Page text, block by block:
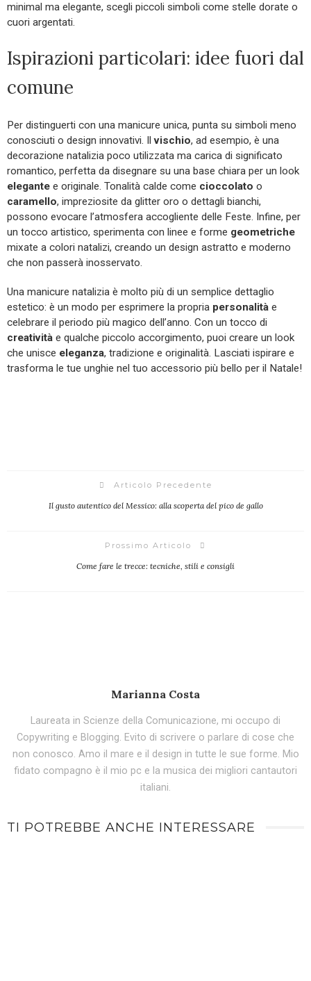
minimal ma elegante, scegli piccoli simboli come stelle dorate o
cuori argentati.
Ispirazioni particolari: idee fuori dal
comune
Per distinguerti con una manicure unica, punta su simboli meno
conosciuti o design innovativi. Ilvischio, ad esempio, è una
decorazione natalizia poco utilizzata ma carica di significato
romantico, perfetta da disegnare su una base chiara per un look
elegante e originale. Tonalità calde come cioccolato o
caramello, impreziosite da glitter oro o dettagli bianchi,
possono evocare l’atmosfera accogliente delle Feste. Infine, per
un tocco artistico, sperimenta con linee e forme geometriche
mixate a colori natalizi, creando un design astratto e moderno
che non passerà inosservato.
Una manicure natalizia è molto più di un semplice dettaglio
estetico: è un modo per esprimere la propria personalità e
celebrare il periodo più magico dell’anno. Con un tocco di
creatività e qualche piccolo accorgimento, puoi creare un look
che unisce eleganza, tradizione e originalità. Lasciati ispirare e
trasforma le tue unghie nel tuo accessorio più bello per il Natale!
Articolo Precedente
Il gusto autentico del Messico: alla scoperta del pico de gallo
Prossimo Articolo
Come fare le trecce: tecniche, stili e consigli
Marianna Costa
Laureata in Scienze della Comunicazione, mi occupo di
Copywriting e Blogging. Evito di scrivere o parlare di cose che
non conosco. Amo il mare e il design in tutte le sue forme. Mio
fidato compagno è il mio pc e la musica dei migliori cantautori
italiani.
TI POTREBBE ANCHE INTERESSARE